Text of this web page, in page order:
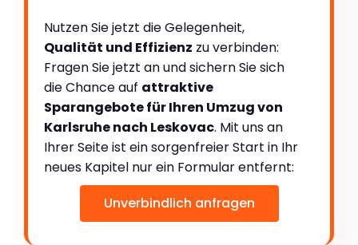
Nutzen Sie jetzt die Gelegenheit,
Qualität und Effizienz zu verbinden:
Fragen Sie jetzt an und sichern Sie sich
die Chance auf attraktive
Sparangebote für Ihren Umzug von
Karlsruhe nach Leskovac. Mit uns an
Ihrer Seite ist ein sorgenfreier Start in Ihr
neues Kapitel nur ein Formular entfernt:
Unverbindlich anfragen